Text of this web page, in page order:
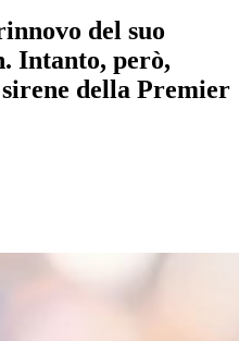
del suo
Intanto, però,
della Premier